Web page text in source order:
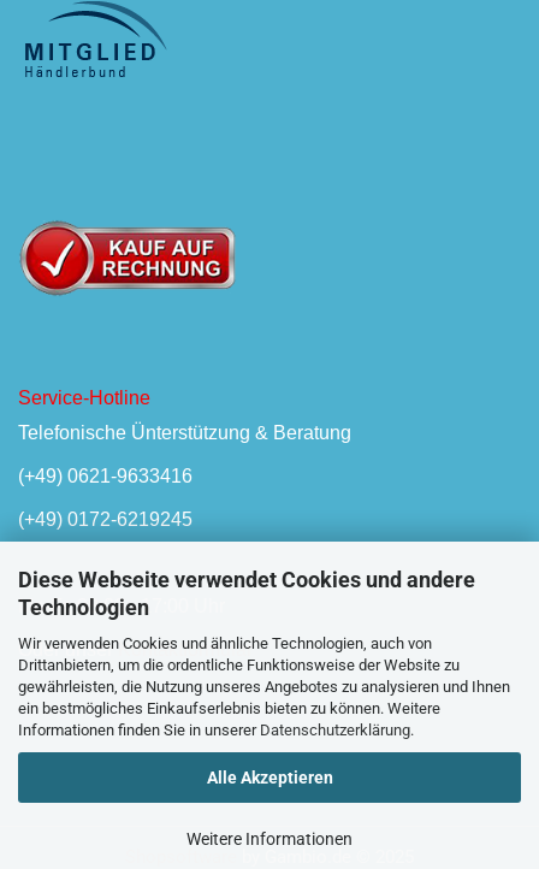
Diese Webseite verwendet Cookies und andere
Technologien
Wir verwenden Cookies und ähnliche Technologien, auch von
Drittanbietern, um die ordentliche Funktionsweise der Website zu
gewährleisten, die Nutzung unseres Angebotes zu analysieren und Ihnen
ein bestmögliches Einkaufserlebnis bieten zu können. Weitere
Informationen finden Sie in unserer Datenschutzerklärung.
Alle Akzeptieren
Weitere Informationen
Service-Hotline
Telefonische Ünterstützung & Beratung
(+49) 0621-9633416
(+49) 0172-6219245
Mo-Fr, 08:00 - 17:00 Uhr
Oder unserKontaktformular